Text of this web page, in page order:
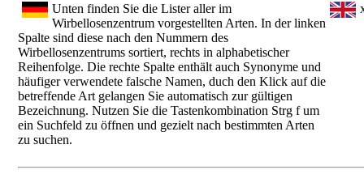
Unten finden Sie die Lister aller im
Wirbellosenzentrum vorgestellten Arten. In der linken
Spalte sind diese nach den Nummern des
Wirbellosenzentrums sortiert, rechts in alphabetischer
Reihenfolge. Die rechte Spalte enthält auch Synonyme und
häufiger verwendete falsche Namen, duch den Klick auf die
betreffende Art gelangen Sie automatisch zur gültigen
Bezeichnung. Nutzen Sie die Tastenkombination Strg f um
ein Suchfeld zu öffnen und gezielt nach bestimmten Arten
zu suchen.